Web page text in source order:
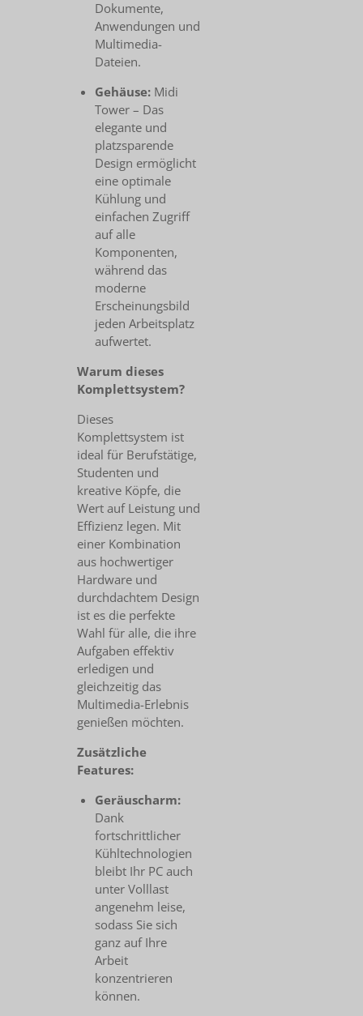
Dokumente,
Anwendungen und
Multimedia-
Dateien.
Gehäuse: Midi
Tower – Das
elegante und
platzsparende
Design ermöglicht
eine optimale
Kühlung und
einfachen Zugriff
auf alle
Komponenten,
während das
moderne
Erscheinungsbild
jeden Arbeitsplatz
aufwertet.
Warum dieses
Komplettsystem?
Dieses
Komplettsystem ist
ideal für Berufstätige,
Studenten und
kreative Köpfe, die
Wert auf Leistung und
Effizienz legen. Mit
einer Kombination
aus hochwertiger
Hardware und
durchdachtem Design
ist es die perfekte
Wahl für alle, die ihre
Aufgaben effektiv
erledigen und
gleichzeitig das
Multimedia-Erlebnis
genießen möchten.
Zusätzliche
Features:
Geräuscharm:
Dank
fortschrittlicher
Kühltechnologien
bleibt Ihr PC auch
unter Volllast
angenehm leise,
sodass Sie sich
ganz auf Ihre
Arbeit
konzentrieren
können.